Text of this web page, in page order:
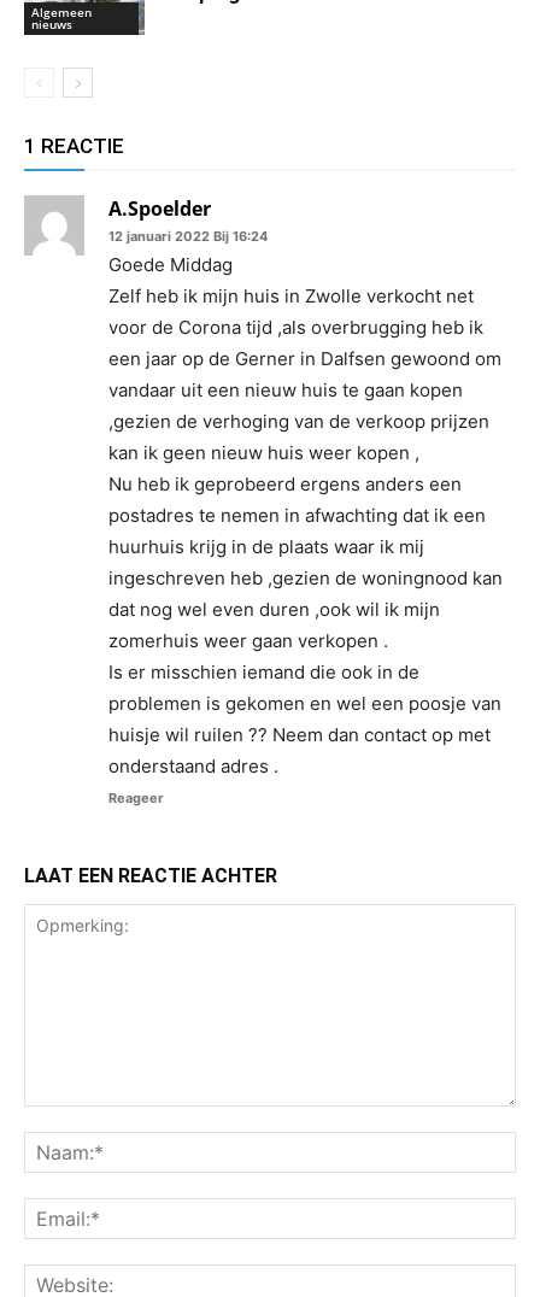
Algemeen
nieuws
1 REACTIE
A.Spoelder
12 januari 2022 Bij 16:24
Goede Middag
Zelf heb ik mijn huis in Zwolle verkocht net
voor de Corona tijd ,als overbrugging heb ik
een jaar op de Gerner in Dalfsen gewoond om
vandaar uit een nieuw huis te gaan kopen
,gezien de verhoging van de verkoop prijzen
kan ik geen nieuw huis weer kopen ,
Nu heb ik geprobeerd ergens anders een
postadres te nemen in afwachting dat ik een
huurhuis krijg in de plaats waar ik mij
ingeschreven heb ,gezien de woningnood kan
dat nog wel even duren ,ook wil ik mijn
zomerhuis weer gaan verkopen .
Is er misschien iemand die ook in de
problemen is gekomen en wel een poosje van
huisje wil ruilen ?? Neem dan contact op met
onderstaand adres .
Reageer
LAAT EEN REACTIE ACHTER